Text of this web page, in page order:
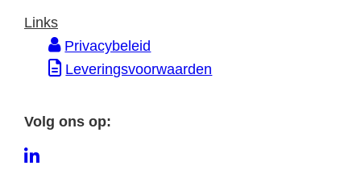
e
Links
Privacybeleid
Leveringsvoorwaarden
Volg ons op:
L